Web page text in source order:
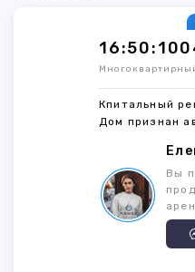
Кпитальный
Дом признан
Вы